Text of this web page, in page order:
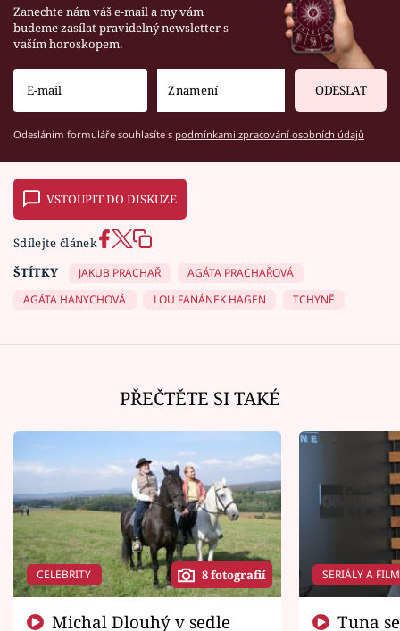
Zanechte nám váš e-mail a my vám
budeme zasílat pravidelný newsletter s
vaším horoskopem.
ODESLAT
Odesláním formuláře souhlasíte s podmínkami zpracování osobních údajů
VSTOUPIT DO DISKUZE
Sdílejte článek
ŠTÍTKY
JAKUB PRACHAŘ
AGÁTA PRACHAŘOVÁ
AGÁTA HANYCHOVÁ
LOU FANÁNEK HAGEN TCHYNĚ
PŘEČTĚTE SI TAKÉ
CELEBRITY 8 fotografií SERIÁLY A